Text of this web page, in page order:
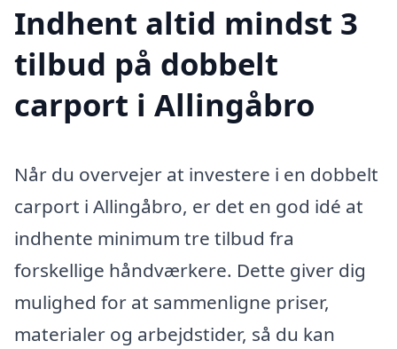
Indhent altid mindst 3
tilbud på dobbelt
carport i Allingåbro
Når du overvejer at investere i en dobbelt
carport i Allingåbro, er det en god idé at
indhente minimum tre tilbud fra
forskellige håndværkere. Dette giver dig
mulighed for at sammenligne priser,
materialer og arbejdstider, så du kan